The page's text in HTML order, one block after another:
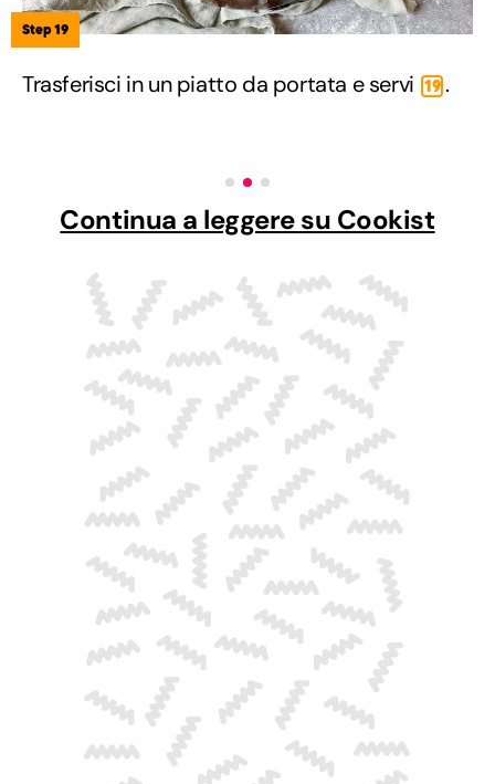
Step 19
Trasferisci in un piatto da portata e servi 19 .
Continua a leggere su Cookist